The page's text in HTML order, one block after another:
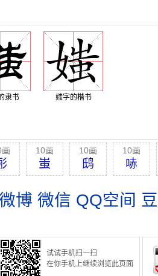
隶书 媸字的楷书
画 10画
蚩
10画
鸱
10画
哧
博 微信 QQ空间
试试手机扫一扫
在你手机上继续浏览此页面